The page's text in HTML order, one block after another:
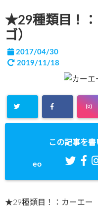
★29種類目！：
ゴ）
2017/04/30
2019/11/18
この記事を
eo
★29種類目！：カーエー